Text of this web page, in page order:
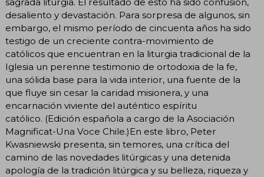
desaliento y devastación. Para sorpresa de algunos, sin
embargo, el mismo período de cincuenta años ha sido
testigo de un creciente contra-movimiento de
católicos que encuentran en la liturgia tradicional de la
Iglesia un perenne testimonio de ortodoxia de la fe,
una sólida base para la vida interior, una fuente de la
que fluye sin cesar la caridad misionera, y una
encarnación viviente del auténtico espíritu
católico. (Edición española a cargo de la Asociación
Magnificat-Una Voce Chile.)En este libro, Peter
Kwasniewski presenta, sin temores, una crítica del
camino de las novedades litúrgicas y una detenida
apología de la tradición litúrgica y su belleza, riqueza y